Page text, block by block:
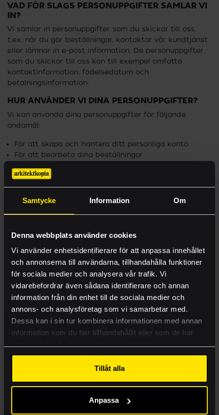
Samtycke Information Om
Denna webbplats använder cookies
Vi använder enhetsidentifierare för att anpassa innehållet
och annonserna till användarna, tillhandahålla funktioner
för sociala medier och analysera vår trafik. Vi
vidarebefordrar även sådana identifierare och annan
information från din enhet till de sociala medier och
annons- och analysföretag som vi samarbetar med.
Dessa kan i sin tur kombinera informationen med annan
information som du har tillhandahållit eller som de har
Tillåt alla
Anpassa
VAD FÖR SLAGS PERSONUPPGIFTER SAMLAR VI
IN?
Vi samlar in personuppgifter som du skickar till oss,
t.ex. när du gör beställningar, kontaktar vår kundtjänst
eller lämnar in e-post information. De personuppgifter
som du skickar till oss kan till exempel omfatta
kontaktinformation, födelsedatum och
betalningsinformation.
HUR ANVÄNDER VI DINA PERSONUPPGIFTER?
Vi kan använda dina personuppgifter för följande
ändamål:
För att skapa och hantera ditt personliga konto
För att bearbeta dina beställningar
leveransen av dina varor
För att besvara dina frågor och informera dig om nya
eller ändrade tjänster
marknadsföringserbjudanden och information
För att testa och förbättra våra system som
tillhandahåller våra tjänster
För att förhindra missbruk eller olämplig användning
av våra tjänster
För att hantera ditt konto
Vi sparar dina uppgifter så länge som det krävs för att
uppfylla ovanstående ändamål eller så länge som vi
enligt lag är skyldiga att göra detta. Därefter raderas
dina personuppgifter.
VILKA ÄR DINA RÄTTIGHETER?
de personuppgifter vi har om dig. Om dina uppgifter är
felaktiga, ofullständiga eller irrelevanta, kan du begära
E-handel
Offert
Produkter
Tjänster
Ritningsbeställning
Case
Kontakt
Visa mer
Lämna rätt material